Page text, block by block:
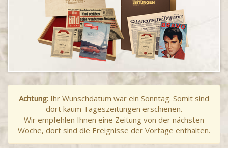
Achtung: Ihr Wunschdatum war ein Sonntag. Somit sind
dort kaum Tageszeitungen erschienen.
Wir empfehlen Ihnen eine Zeitung von der nächsten
Woche, dort sind die Ereignisse der Vortage enthalten.